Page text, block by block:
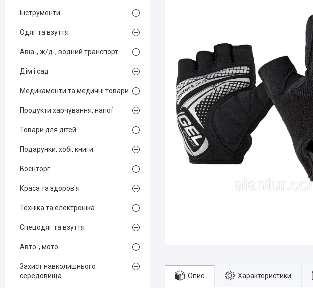
Опис Характеристики
Інструменти
Одяг та взуття
Авіа-, ж/д-, водний транспорт
Дім і сад
Медикаменти та медичні товари
Продукти харчування, напої
Товари для дітей
Подарунки, хобі, книги
Воєнторг
Краса та здоров'я
Техніка та електроніка
Спецодяг та взуття
Авто-, мото
Захист навколишнього
середовища